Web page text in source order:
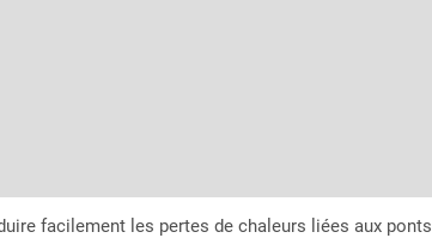
facilement les pertes de chaleurs liées aux ponts